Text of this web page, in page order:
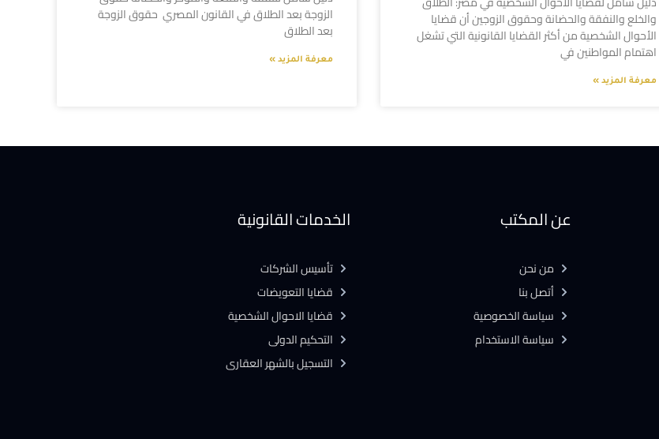
والخلع والنفقة والحضانة وحقوق الزوجين أن قضايا
الأحوال الشخصية من أكثر القضايا القانونية التي تشغل
اهتمام المواطنين في
معرفة المزيد »
الزوجة بعد الطلاق في القانون المصري حقوق الزوجة
بعد الطلاق
معرفة المزيد »
عن المكتب
من نحن
أتصل بنا
سياسة الخصوصية
سياسة الاستخدام
الخدمات القانونية
تأسيس الشركات
قضايا التعويضات
قضايا الاحوال الشخصية
التحكيم الدولى
التسجيل بالشهر العقارى